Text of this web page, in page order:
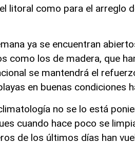
litoral como para el arreglo
ya se encuentran
como los de madera, que
se mantendrá el
en buenas condiciones
no se lo está
cuando hace poco se
de los últimos días han